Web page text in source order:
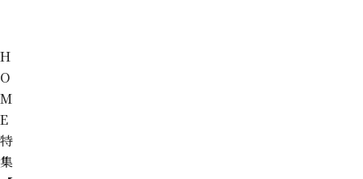
H
O
M
E
特
集